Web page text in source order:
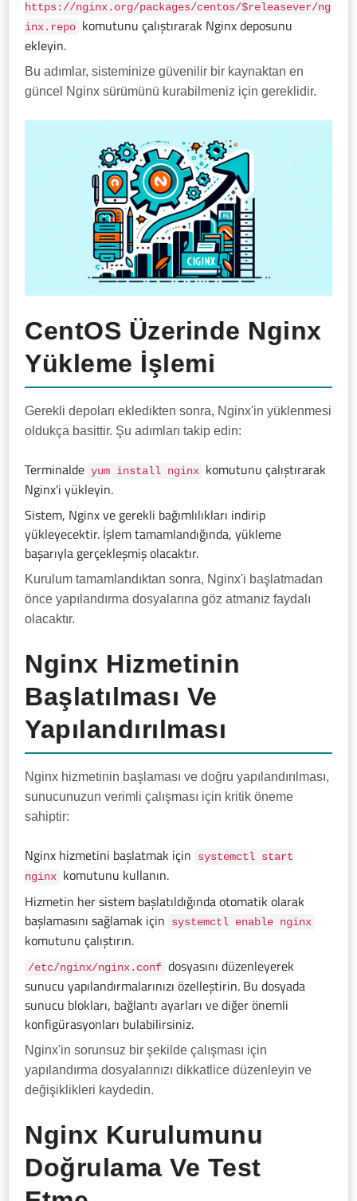
https://nginx.org/packages/centos/$releasever/ng
inx.repo komutunu çalıştırarak Nginx deposunu
ekleyin.
Bu adımlar, sisteminize güvenilir bir kaynaktan en
güncel Nginx sürümünü kurabilmeniz için gereklidir.
CentOS Üzerinde Nginx
Yükleme İşlemi
Gerekli depoları ekledikten sonra, Nginx'in yüklenmesi
oldukça basittir. Şu adımları takip edin:
Terminalde yum install nginx komutunu çalıştırarak
Nginx'i yükleyin.
Sistem, Nginx ve gerekli bağımlılıkları indirip
yükleyecektir. İşlem tamamlandığında, yükleme
başarıyla gerçekleşmiş olacaktır.
Kurulum tamamlandıktan sonra, Nginx'i başlatmadan
önce yapılandırma dosyalarına göz atmanız faydalı
olacaktır.
Nginx Hizmetinin
Başlatılması Ve
Yapılandırılması
Nginx hizmetinin başlaması ve doğru yapılandırılması,
sunucunuzun verimli çalışması için kritik öneme
sahiptir:
Nginx hizmetini başlatmak için
systemctl start
nginx komutunu kullanın.
Hizmetin her sistem başlatıldığında otomatik olarak
başlamasını sağlamak için
systemctl enable nginx
komutunu çalıştırın.
/etc/nginx/nginx.conf dosyasını düzenleyerek
sunucu yapılandırmalarınızı özelleştirin. Bu dosyada
sunucu blokları, bağlantı ayarları ve diğer önemli
konfigürasyonları bulabilirsiniz.
Nginx'in sorunsuz bir şekilde çalışması için
yapılandırma dosyalarınızı dikkatlice düzenleyin ve
değişiklikleri kaydedin.
Nginx Kurulumunu
Doğrulama Ve Test